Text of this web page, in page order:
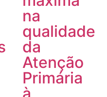
na
qualidade
da
Atenção
Primária